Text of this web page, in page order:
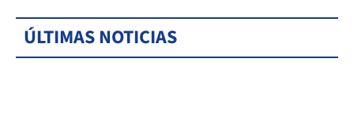
ÚLTIMAS NOTICIAS